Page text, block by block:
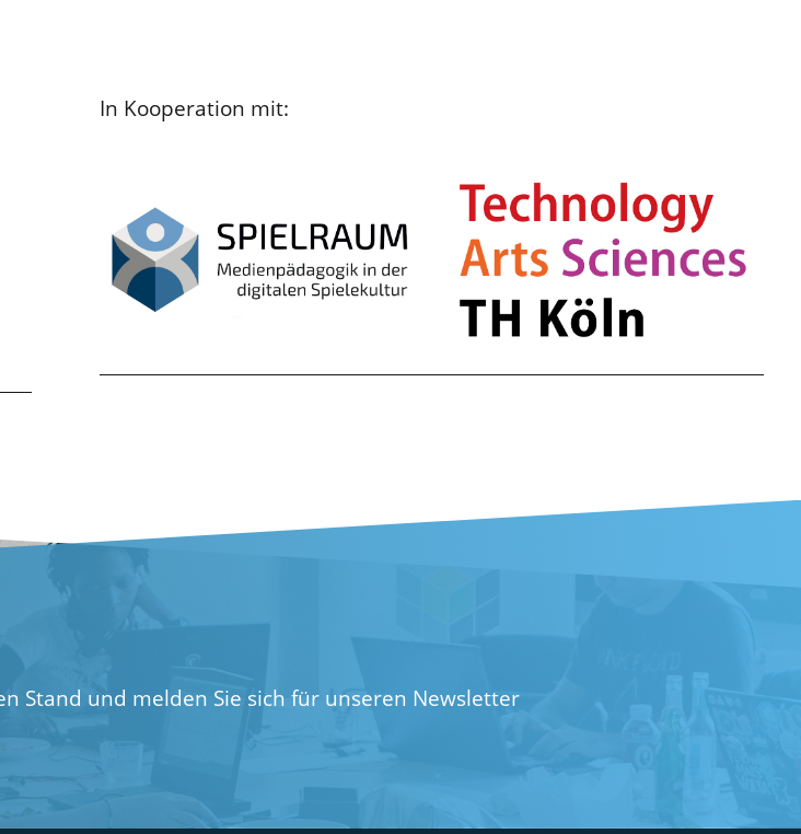
In Kooperation mit:
Stand und melden Sie sich für unseren Newsletter